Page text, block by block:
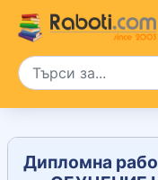
Дипломна